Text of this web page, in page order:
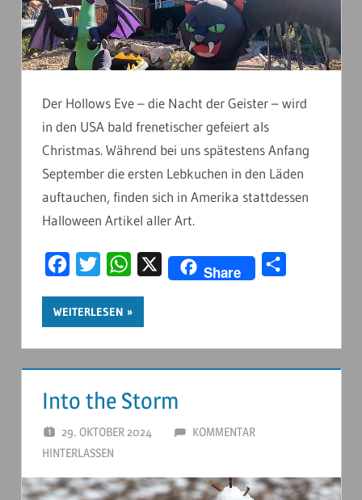
Der Hollows Eve – die Nacht der Geister – wird
in den USA bald frenetischer gefeiert als
Christmas. Während bei uns spätestens Anfang
September die ersten Lebkuchen in den Läden
auftauchen, finden sich in Amerika stattdessen
Halloween Artikel aller Art.
FacebookTwitter WhatsApp
X Share
WEITERLESEN
Into the Storm
29. OKTOBER 2024 ANDERSTOUREN
KOMMENTAR
HINTERLASSEN